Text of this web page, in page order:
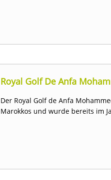
Royal Golf De Anfa
Der Royal Golf de Anfa
Marokkos und wurde bereits im